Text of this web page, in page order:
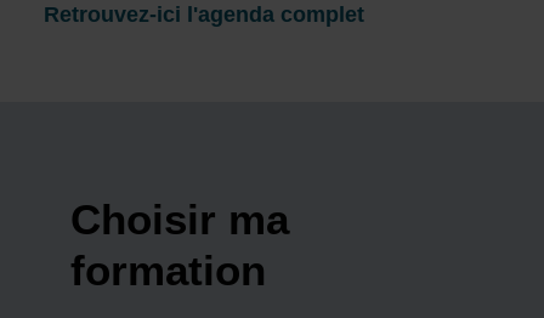
Retrouvez-ici l'agenda complet
Choisir ma
formation